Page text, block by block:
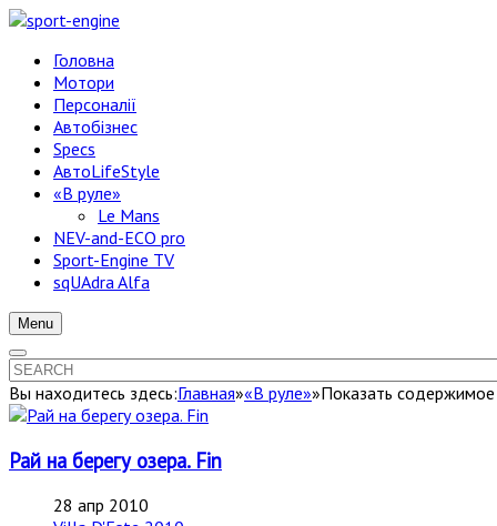
Головна
Мотори
Персоналії
Автобізнес
Specs
АвтоLifeStyle
«В руле»
Le Mans
NEV-and-ECO pro
Sport-Engine TV
sqUAdra Alfa
Menu
Вы находитесь здесь:Главная»«В руле»»Показать содержимое
Рай на берегу озера. Fin
28 апр 2010